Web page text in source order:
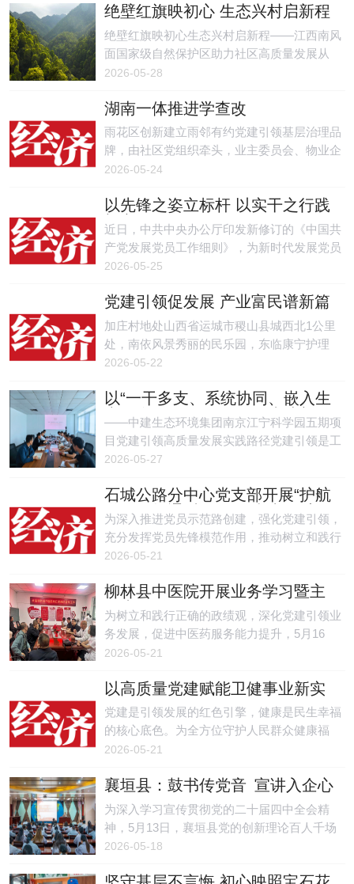
事事有着落，让实践服务真正落地见效。
绝壁红旗映初心 生态兴村启新程
绝壁红旗映初心生态兴村启新程——江西南风
面国家级自然保护区助力社区高质量发展从
1985年红旗插上罗霄绝壁，到如今每季一换的
2026-05-28
湖南一体推进学查改
雨花区创新建立雨邻有约党建引领基层治理品
牌，由社区党组织牵头，业主委员会、物业企
业、居民代表等多方共同参与，系统推进邀您
动，从车库改造到危房重建，从小区水改到地
库焕新，为群众解决各类急难愁盼问题1.2万
余个。
2026-05-24
以先锋之姿立标杆 以实干之行践
初心
近日，中共中央办公厅印发新修订的《中国共
产党发展党员工作细则》，为新时代发展党员
工作立规矩、定标准、明方向。
2026-05-25
党建引领促发展 产业富民谱新篇
加庄村地处山西省运城市稷山县城西北1公里
处，南依风景秀丽的民乐园，东临康宁护理
院，扼守万亩国家板枣森林公园入口要塞，地
2026-05-22
以“一干多支、系统协同、嵌入生
产、全面引领”激活项目党建新动
能
——中建生态环境集团南京江宁科学园五期项
目党建引领高质量发展实践路径党建引领是工
程建设高质量发展的根与魂。
2026-05-27
石城公路分中心党支部开展“护航
道路保畅通 党员领跑当先锋”主
题党日活动
为深入推进党员示范路创建，强化党建引领，
充分发挥党员先锋模范作用，推动树立和践行
正确政绩观学习教育走深走实，切实把学习教
日。
2026-05-21
柳林县中医院开展业务学习暨主
题党日活动
为树立和践行正确的政绩观，深化党建引领业
务发展，促进中医药服务能力提升，5月16
日，山西省柳林县中医院组织全体党员及各科
前往晋绥革命根据地纪念馆开展树立正确政绩
观、砥砺医者初心主题党日活动。
2026-05-21
以高质量党建赋能卫健事业新实
践
党建是引领发展的红色引擎，健康是民生幸福
的核心底色。为全方位守护人民群众健康福
祉、建设现代化健康东胜作出新的更大贡献。
2026-05-21
襄垣县：鼓书传党音 宣讲入企心
为深入学习宣传贯彻党的二十届四中全会精
神，5月13日，襄垣县党的创新理论百人千场
进万站文明实践宣讲专场，走进县瑞恒化工有
2026-05-18